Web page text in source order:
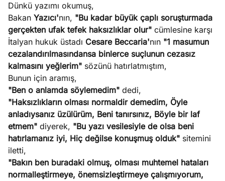
Dünkü yazımı okumuş,
Bakan Yazıcı'nın, "Bu kadar büyük çaplı soruşturmada
gerçekten ufak tefek haksızlıklar olur" cümlesine karşı
İtalyan hukuk üstadı Cesare Beccaria'nın "1 masumun
cezalandırılmasındansa binlerce suçlunun cezasız
kalmasını yeğlerim" sözünü hatırlatmıştım,
Bunun için aramış,
"Ben o anlamda söylemedim" dedi,
"Haksızlıkların olması normaldir demedim, Öyle
anladıysanız üzülürüm, Beni tanırsınız, Böyle bir laf
etmem" diyerek, "Bu yazı vesilesiyle de olsa beni
hatırlamanız iyi, Hiç değilse konuşmuş olduk" sitemini
iletti,
"Bakın ben buradaki olmuş, olması muhtemel hataları
normalleştirmeye, önemsizleştirmeye çalışmıyorum,